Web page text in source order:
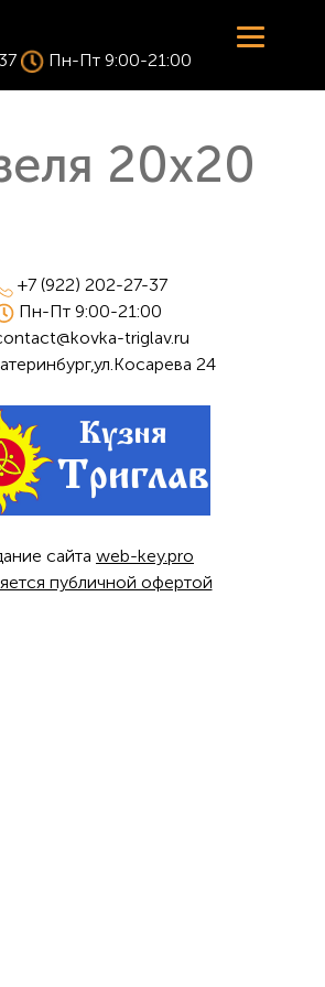
Пн-Пт 9:00-21:00
20х20
+7 (922) 202-27-37
Пн-Пт 9:00-21:00
triglav.ru
24
сайта web-key.pro
публичной офертой